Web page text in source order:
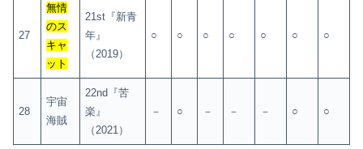
27
無情
のス
キャ
ット
21st『新青
年』
（2019）
○ ○ ○ ○ ○ ○ ○
28
宇宙
海賊
22nd『苦
楽』
（2021）
－ ○ － － － ○ ○